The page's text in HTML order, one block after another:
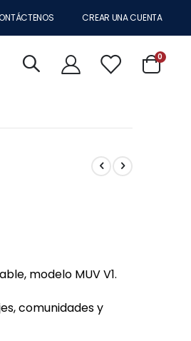
CREAR UNA CUENTA
Cart
0
modelo MUV V1.
comunidades y